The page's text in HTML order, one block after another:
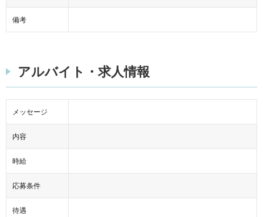
備考
アルバイト・求人情報
メッセージ
内容
時給
応募条件
待遇